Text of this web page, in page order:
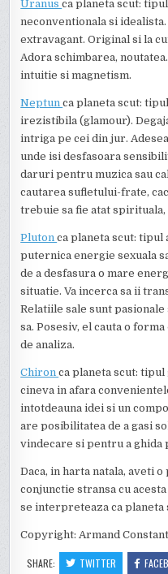
Uranusca planeta scut:
neconventionala si
extravagant. Original si la
Adora schimbarea,
intuitie si magnetism.
Neptunca planeta scut:
irezistibila (glamour).
intriga pe cei din jur.
unde isi desfasoara
daruri pentru muzica sau
cautarea sufletului-frate,
trebuie sa fie atat spirituala,
Plutonca planeta scut: tipul
puternica energie sexuala
de a desfasura o mare
situatie. Va incerca sa ii
Relatiile sale sunt
sa. Posesiv, el cauta o
de analiza.
Chironca planeta scut:
cineva in afara
intotdeauna idei si un
are posibilitatea de a gasi
vindecare si pentru a ghida
Daca, in harta natala, aveti
conjunctie stransa cu
se interpreteaza ca planeta
Copyright: Armand
SHARE: TWITTER